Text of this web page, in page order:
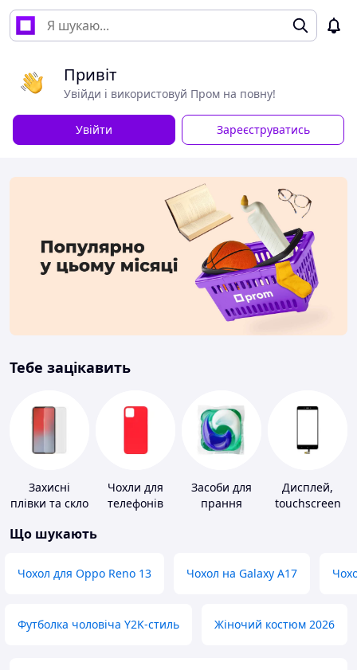
Привіт
Увійди і використовуй Пром на повну!
Увійти Зареєструватись
Тебе зацікавить
Захисні
плівки та скло
портативних
Чохли для
телефонів
Засоби для
прання
Дисплей,
touchscreen
Що шукають
Чохол для Oppo Reno 13 Чохол на Galaxy A17
Футболка чоловіча Y2K-стиль Жіночий костюм 2026